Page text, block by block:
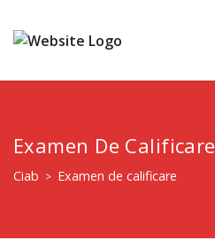
Examen De Calificare
Ciab > Examen de calificare